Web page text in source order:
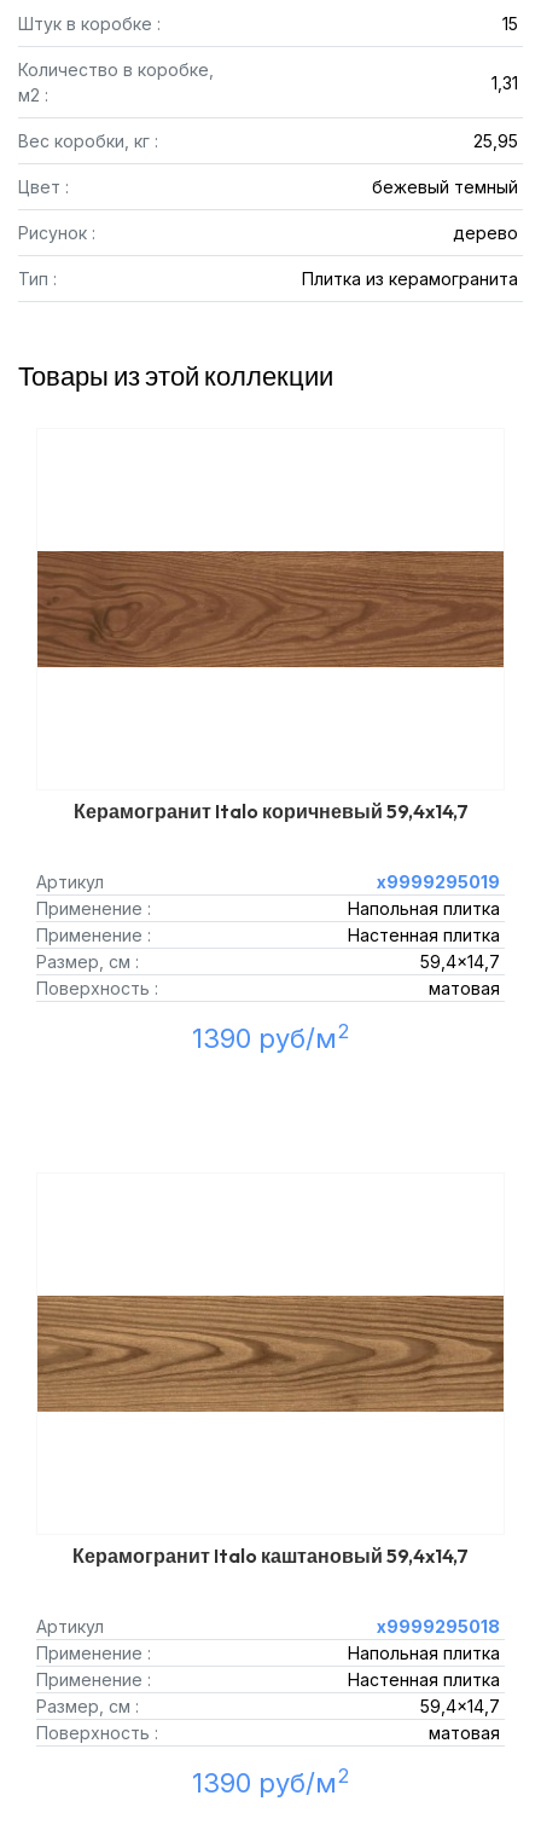
Штук в коробке : 15
Количество в коробке,
м2 :
1,31
Вес коробки, кг : 25,95
Цвет : бежевый темный
Рисунок : дерево
Тип : Плитка из керамогранита
Товары из этой коллекции
Керамогранит Italo коричневый 59,4x14,7
Артикул
х9999295019
Применение :
Напольная плитка
Применение :
Настенная плитка
Размер, см :
59,4x14,7
Поверхность :
матовая
1390 руб/м2
Керамогранит Italo каштановый 59,4x14,7
Артикул
х9999295018
Применение :
Напольная плитка
Применение :
Настенная плитка
Размер, см :
59,4x14,7
Поверхность :
матовая
1390 руб/м2